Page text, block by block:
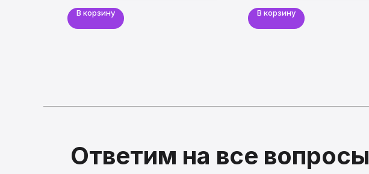
В корзину В корзину
Ответим на все вопросы